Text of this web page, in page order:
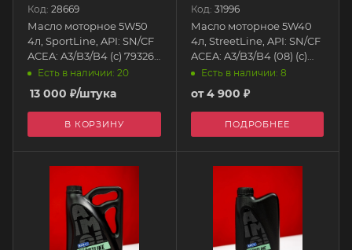
Код: 28669
Масло моторное 5W50
4л, SportLine, API: SN/CF
ACEA: A3/B3/B4 (с) 79326
AIMOL
Есть в наличии: 20
13 000 ₽/штука
В КОРЗИНУ
Код: 31996
Масло моторное 5W40
4л, StreetLine, API: SN/CF
ACEA: A3/B3/B4 (08) (с)
79335 AIMOL
Есть в наличии: 8
от4 900 ₽
ПОДРОБНЕЕ